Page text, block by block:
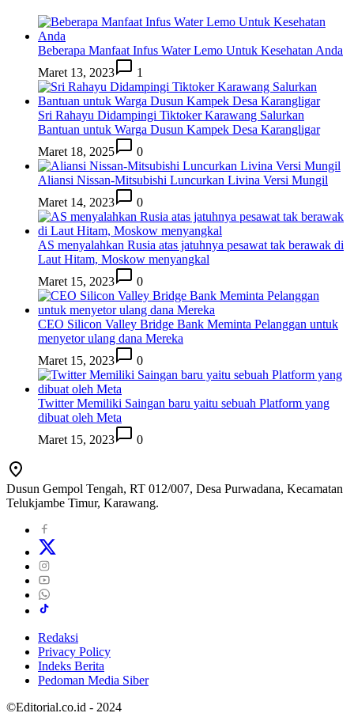
Beberapa Manfaat Infus Water Lemo Untuk Kesehatan Anda
Maret 13, 2023
1
Sri Rahayu Didampingi Tiktoker Karawang Salurkan
Bantuan untuk Warga Dusun Kampek Desa Karangligar
Maret 18, 2025
0
Aliansi Nissan-Mitsubishi Luncurkan Livina Versi Mungil
Maret 14, 2023
0
AS menyalahkan Rusia atas jatuhnya pesawat tak berawak di
Laut Hitam, Moskow menyangkal
Maret 15, 2023
0
CEO Silicon Valley Bridge Bank Meminta Pelanggan untuk
menyetor ulang dana Mereka
Maret 15, 2023
0
Twitter Memiliki Saingan baru yaitu sebuah Platform yang
dibuat oleh Meta
Maret 15, 2023
0
Dusun Gempol Tengah, RT 012/007, Desa Purwadana, Kecamatan
Telukjambe Timur, Karawang.
Redaksi
Privacy Policy
Indeks Berita
Pedoman Media Siber
©Editorial.co.id - 2024